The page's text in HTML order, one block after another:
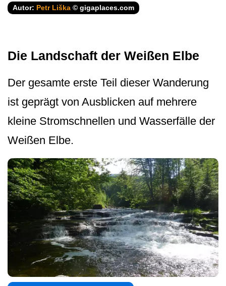
Autor: Petr Liška © gigaplaces.com
Die Landschaft der Weißen Elbe
Der gesamte erste Teil dieser Wanderung
ist geprägt von Ausblicken auf mehrere
kleine Stromschnellen und Wasserfälle der
Weißen Elbe.